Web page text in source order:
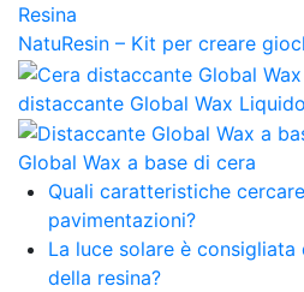
NatuResin – Kit per creare
distaccante Global Wax
Global Wax a base di cera
Quali caratteristiche
pavimentazioni?
La luce solare è consigliata
della resina?